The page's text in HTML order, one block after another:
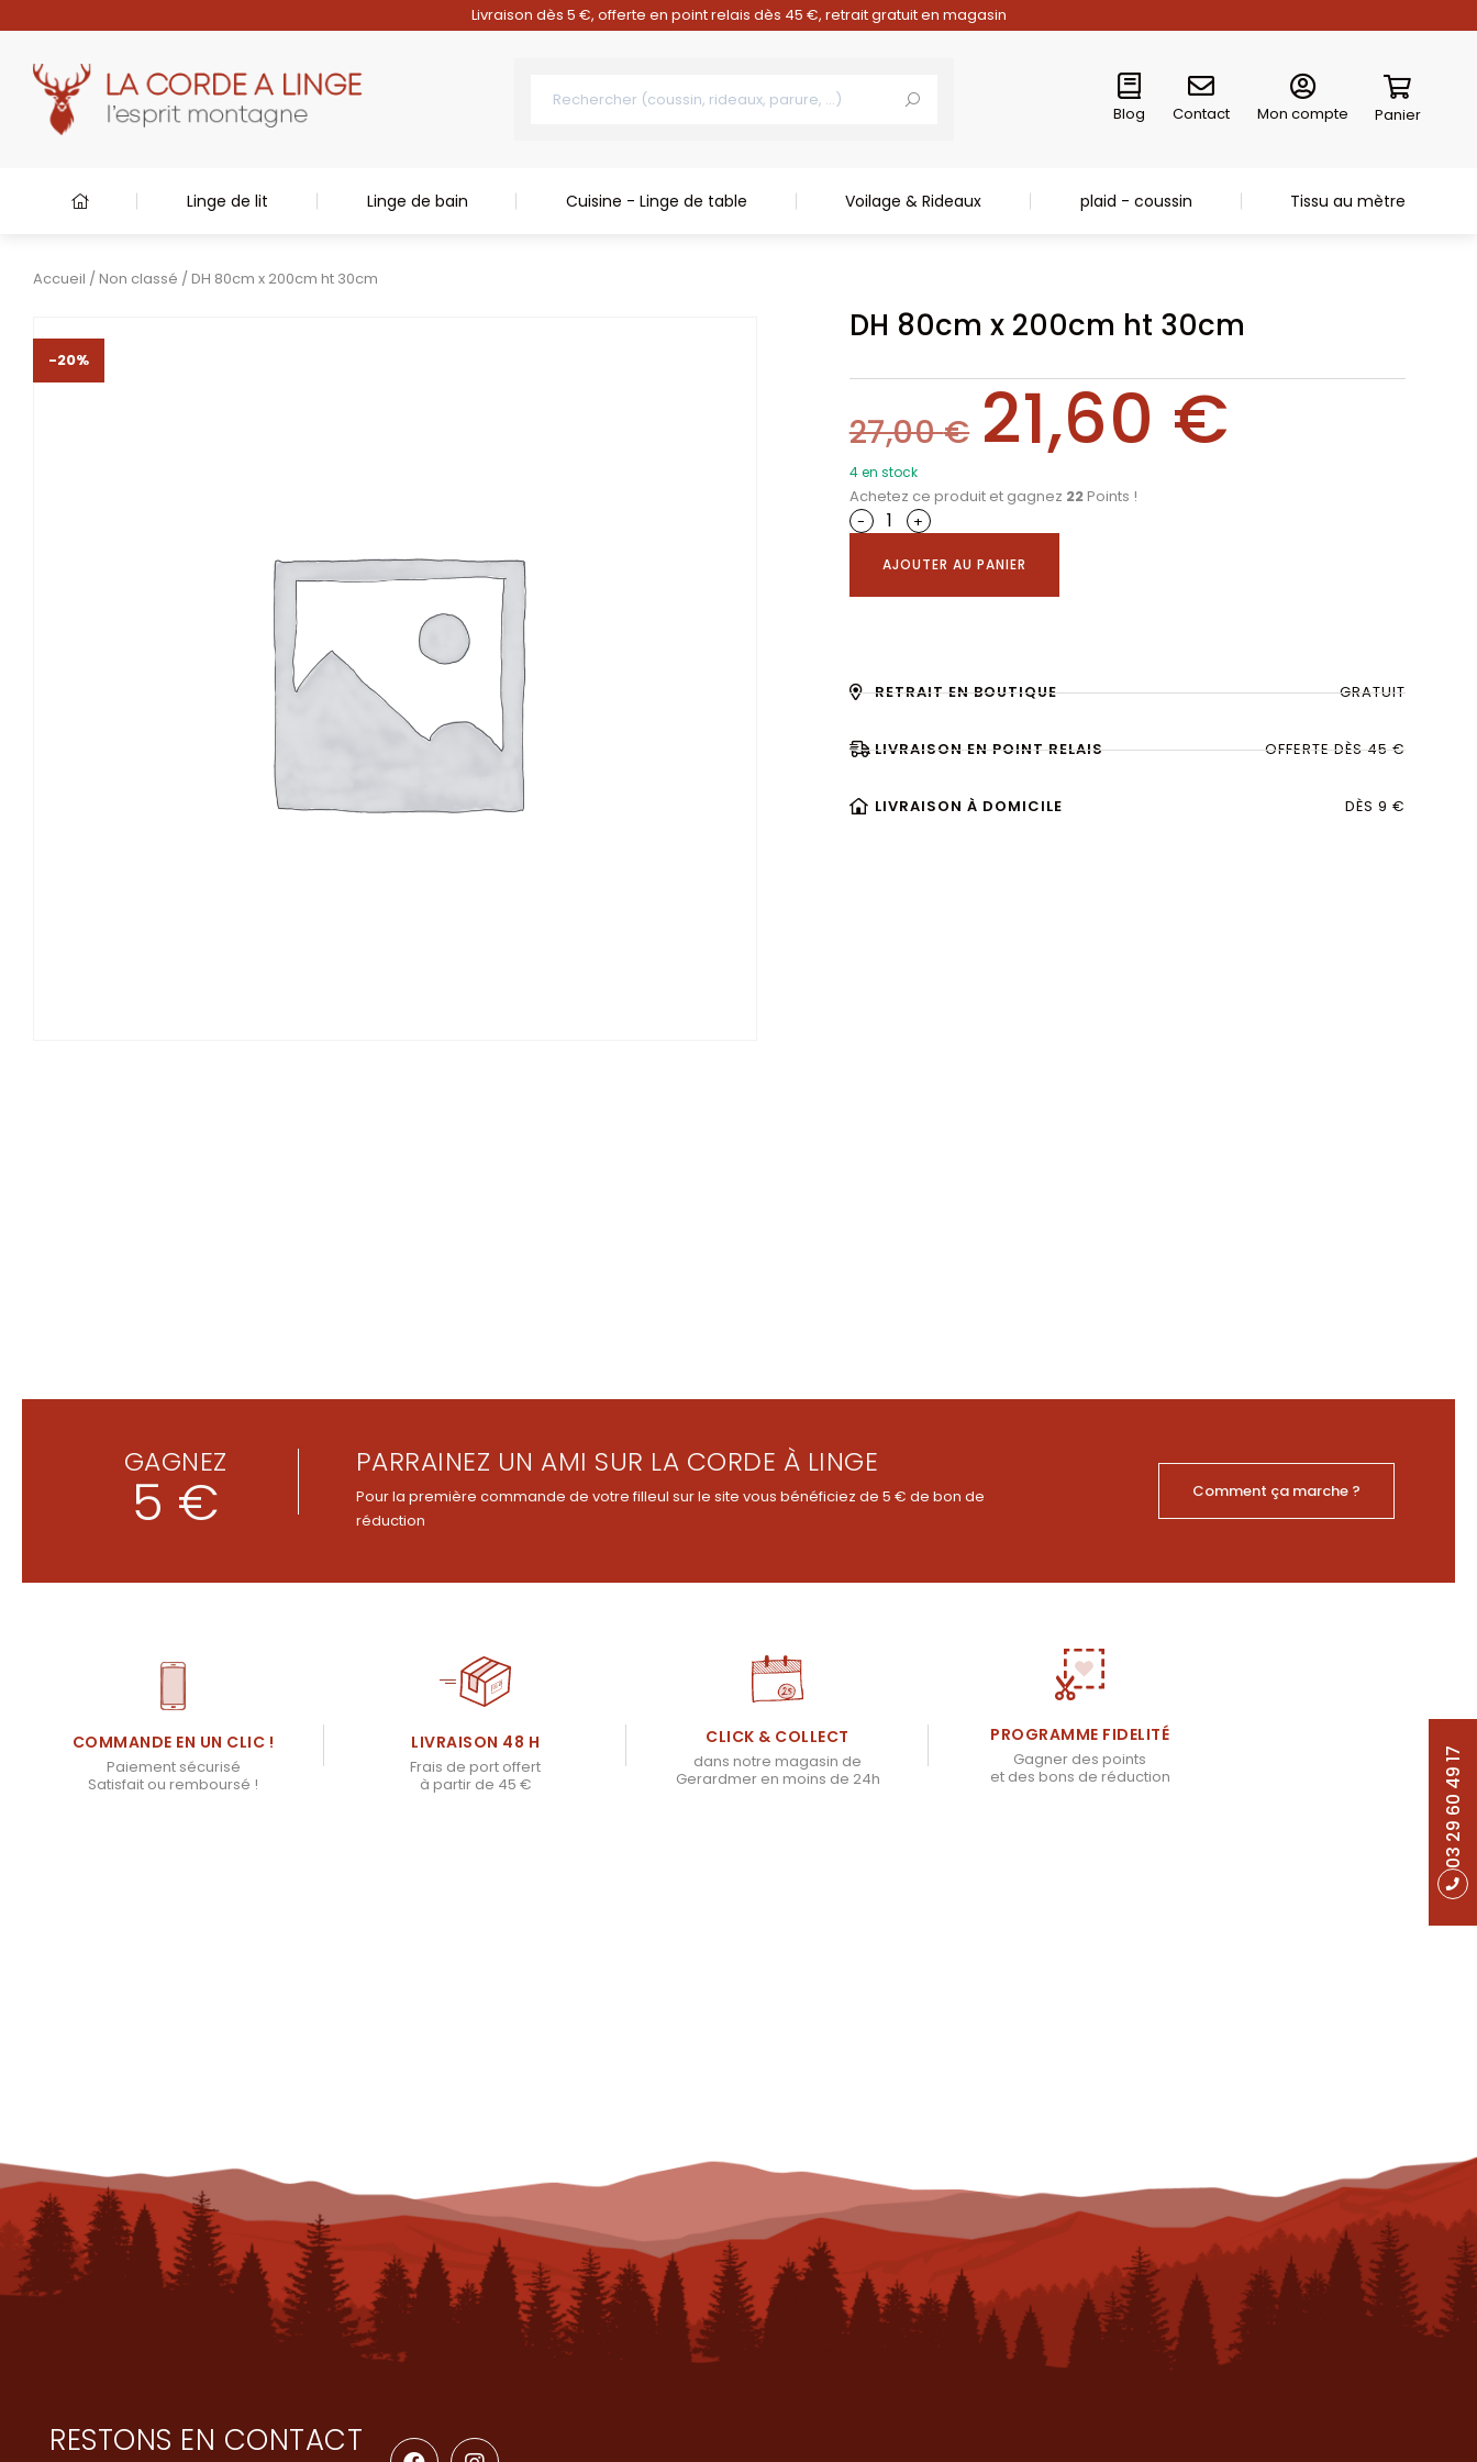
Livraison dès 5 €, offerte en point relais dès 45 €, retrait gratuit en magasin
Blog Contact Mon compte Panier
Linge de lit Linge de bain Cuisine - Linge de table Voilage & Rideaux plaid - coussin Tissu au mètre
03 29 60 49 17
Accueil / Non classé / DH 80cm x 200cm ht 30cm
-20%
DH 80cm x 200cm ht 30cm
27,00€ 21,60 €
4 en stock
Achetez ce produit et gagnez 22Points !
-
+
AJOUTER AU PANIER
RETRAIT EN BOUTIQUE GRATUIT
LIVRAISON EN POINT RELAIS OFFERTE DÈS 45 €
LIVRAISON À DOMICILE DÈS 9 €
GAGNEZ
5 €
PARRAINEZ UN AMI SUR LA CORDE À LINGE
Pour la première commande de votre filleul sur le site vous bénéficiez de 5 € de bon de
réduction
Comment ça marche ?
COMMANDE EN UN CLIC !
Paiement sécurisé
Satisfait ou remboursé !
LIVRAISON 48 H
Frais de port offert
à partir de 45 €
CLICK & COLLECT
dans notre magasin de
Gerardmer en moins de 24h
PROGRAMME FIDELITÉ
Gagner des points
et des bons de réduction
RESTONS EN CONTACT